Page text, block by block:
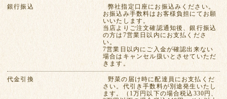
銀行振込
弊社指定口座にお振込みください。
お振込み手数料はお客様負担にてお願
いいたします。
当店よりご注文確認通知後、銀行振込
の方は7営業日以内にお支払くださ
い。
7営業日以内にご入金が確認出来ない
場合はキャンセル扱いとさせていただ
きます。
代金引換
野菜の届け時に配達員にお支払くだ
さい。代引き手数料が別途発生いたし
ます。（1万円以下の場合税込330円、